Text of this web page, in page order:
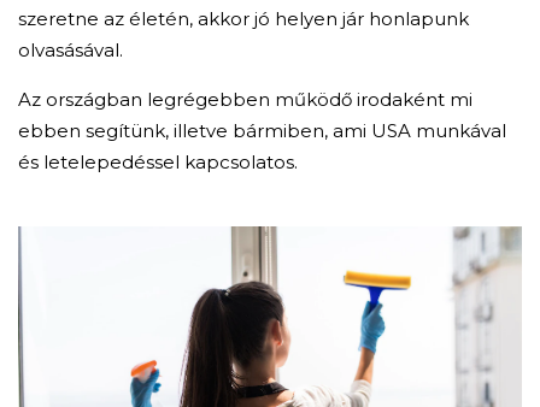
szeretne az életén, akkor jó helyen jár honlapunk
olvasásával.
Az országban legrégebben működő irodaként mi
ebben segítünk, illetve bármiben, ami USA munkával
és letelepedéssel kapcsolatos.